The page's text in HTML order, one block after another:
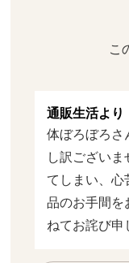
こ
通販生活より
体ぼろぼろさ
し訳ござい
てしまい、心
品のお手間を
ねてお詫び申